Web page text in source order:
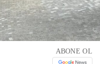
ABONE OL